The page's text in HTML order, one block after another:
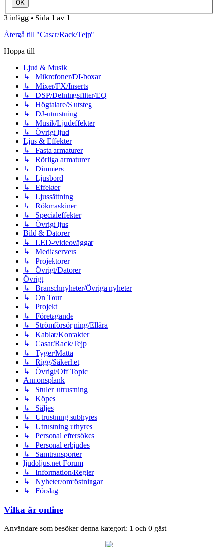
3 inlägg • Sida 1 av 1
Återgå till "Casar/Rack/Tejp"
Hoppa till
Ljud & Musik
↳ Mikrofoner/DI-boxar
↳ Mixer/FX/Inserts
↳ DSP/Delningsfilter/EQ
↳ Högtalare/Slutsteg
↳ DJ-utrustning
↳ Musik/Ljudeffekter
↳ Övrigt ljud
Ljus & Effekter
↳ Fasta armaturer
↳ Rörliga armaturer
↳ Dimmers
↳ Ljusbord
↳ Effekter
↳ Ljussättning
↳ Rökmaskiner
↳ Specialeffekter
↳ Övrigt ljus
Bild & Datorer
↳ LED-/videoväggar
↳ Mediaservers
↳ Projektorer
↳ Övrigt/Datorer
Övrigt
↳ Branschnyheter/Övriga nyheter
↳ On Tour
↳ Projekt
↳ Företagande
↳ Strömförsörjning/Ellära
↳ Kablar/Kontakter
↳ Casar/Rack/Tejp
↳ Tyger/Matta
↳ Rigg/Säkerhet
↳ Övrigt/Off Topic
Annonsplank
↳ Stulen utrustning
↳ Köpes
↳ Säljes
↳ Utrustning subhyres
↳ Utrustning uthyres
↳ Personal eftersökes
↳ Personal erbjudes
↳ Samtransporter
ljudoljus.net Forum
↳ Information/Regler
↳ Nyheter/omröstningar
↳ Förslag
Vilka är online
Användare som besöker denna kategori: 1 och 0 gäst